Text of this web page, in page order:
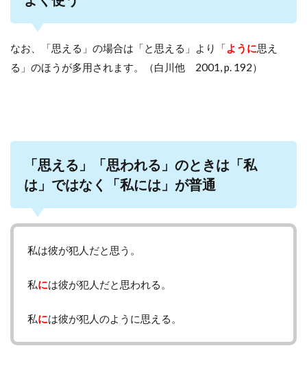
なお、「思える」の場合は「と思える」より「 ように思え
る」のほうが多用されます。（白川他 2001, p. 192）
「思える」「思われる」のときは「私
は」ではなく「私には」が普通
私は彼が犯人だと思う。
私には彼が犯人だと思われる。
私には彼が犯人のように思える。